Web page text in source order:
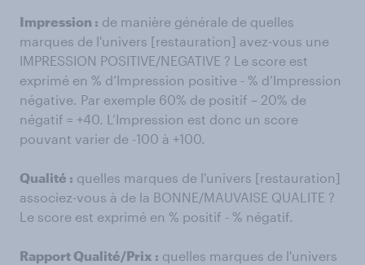
Impression : de manière générale de quelles
marques de l'univers [restauration] avez-vous une
IMPRESSION POSITIVE/NEGATIVE ? Le score est
exprimé en % d’Impression positive - % d’Impression
négative. Par exemple 60% de positif – 20% de
négatif = +40. L’Impression est donc un score
pouvant varier de -100 à +100.
Qualité : quelles marques de l'univers [restauration]
associez-vous à de la BONNE/MAUVAISE QUALITE ?
Le score est exprimé en % positif - % négatif.
Rapport Qualité/Prix : quelles marques de l'univers